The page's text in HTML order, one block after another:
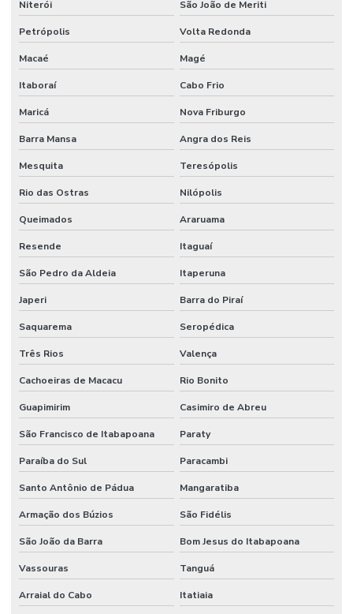
Projeto de alarme de incêndio
Projeto para aprovação corpo de bombeiros
Projeto de combate a incêndio
Projeto de combate a incêndio valor
Projeto corpo de bombeiros
Projeto de detecção e alarme de incêndio
Projeto de hidrante
Projeto contra incêndio
Projeto de montagem de estrutura metalica
Projeto de prevenção e combate a incêndio e pânico
Projeto de proteção contra incêndio
Projeto rede de sprinklers
Projeto de segurança contra incêndio e pânico
Projeto de sistema de combate a incêndio
Projeto de sprinkler
Projeto técnico corpo de bombeiros
Projeto de terraplanagem valor
Projeto de terraplenagem
Niterói São João de Meriti
Petrópolis Volta Redonda
Macaé Magé
Itaboraí Cabo Frio
Maricá Nova Friburgo
Barra Mansa Angra dos Reis
Mesquita Teresópolis
Rio das Ostras Nilópolis
Queimados Araruama
Resende Itaguaí
São Pedro da Aldeia Itaperuna
Japeri Barra do Piraí
Saquarema Seropédica
Três Rios Valença
Cachoeiras de Macacu Rio Bonito
Guapimirim Casimiro de Abreu
São Francisco de Itabapoana Paraty
Paraíba do Sul Paracambi
Santo Antônio de Pádua Mangaratiba
Armação dos Búzios São Fidélis
São João da Barra Bom Jesus do Itabapoana
Vassouras Tanguá
Arraial do Cabo Itatiaia